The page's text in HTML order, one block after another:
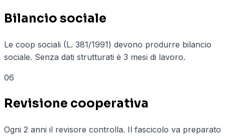
Bilancio sociale
Le coop sociali (L. 381/1991) devono produrre bilancio
sociale. Senza dati strutturati è 3 mesi di lavoro.
06
Revisione cooperativa
Ogni 2 anni il revisore controlla. Il fascicolo va preparato